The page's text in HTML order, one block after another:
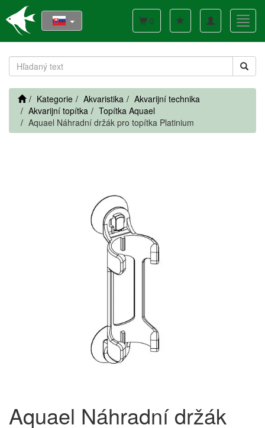
Toggle
navigation
0
Kategorie Akvaristika
Akvarijní technika
Akvarijní topítka
Topítka Aquael
Aquael Náhradní držák pro topítka Platinium
Aquael Náhradní držák